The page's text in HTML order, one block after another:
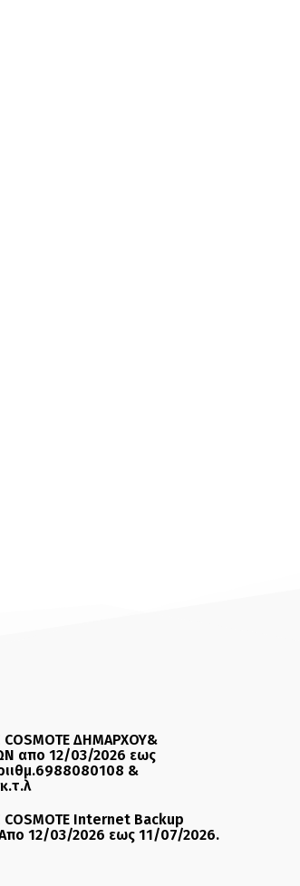
ΔΗΜΑΡΧΟΥ&
απο 12/03/2026 εως
&
Internet Backup
12/03/2026 εως 11/07/2026.